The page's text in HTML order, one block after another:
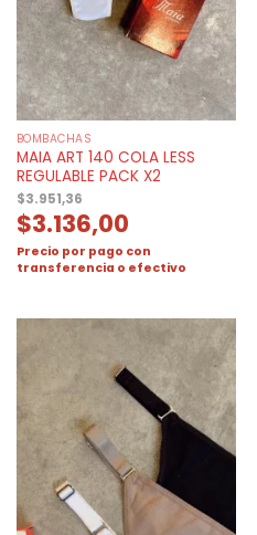
BOMBACHAS
MAIA ART 140 COLA LESS
REGULABLE PACK X2
$3.951,36
$3.136,00
Precio por pago con
transferencia o efectivo